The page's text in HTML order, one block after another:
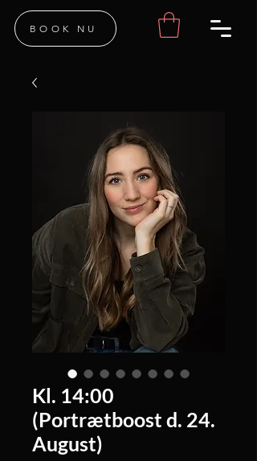
BOOK NU
Kl. 14:00
(Portrætboost d. 24.
August)